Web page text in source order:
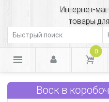
Интернет-
товары
0
Воск в